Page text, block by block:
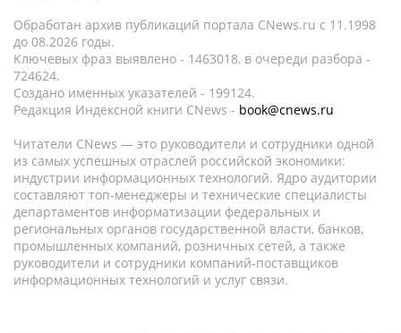
Обработан архив публикаций портала CNews.ru c 11.1998
до 08.2026 годы.
Ключевых фраз выявлено - 1463018, в очереди разбора -
724624.
Создано именных указателей - 199124.
Редакция Индексной книги CNews - book@cnews.ru
Читатели CNews — это руководители и сотрудники одной
из самых успешных отраслей российской экономики:
индустрии информационных технологий. Ядро аудитории
составляют топ-менеджеры и технические специалисты
департаментов информатизации федеральных и
региональных органов государственной власти, банков,
промышленных компаний, розничных сетей, а также
руководители и сотрудники компаний-поставщиков
информационных технологий и услуг связи.